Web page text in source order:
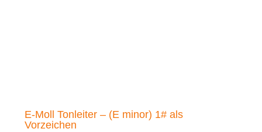
E-Moll Tonleiter – (E minor) 1# als
Vorzeichen